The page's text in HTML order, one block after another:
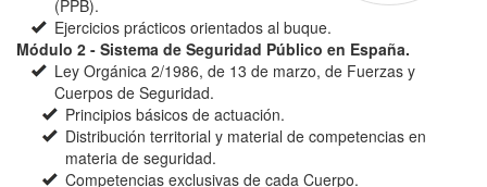
(PPB).
Ejercicios prácticos orientados al buque.
Módulo 2 - Sistema de Seguridad Público en España.
Ley Orgánica 2/1986, de 13 de marzo, de Fuerzas y
Cuerpos de Seguridad.
Principios básicos de actuación.
Distribución territorial y material de competencias en
materia de seguridad.
Competencias exclusivas de cada Cuerpo.